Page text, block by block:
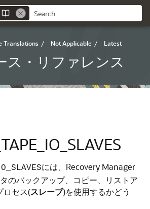
Translations / Not Applicable / Latest
ス・リファレンス
には、Recovery Manager
のバックアップ、コピー、リストア
ロセス(スレーブ)を使用するかどう